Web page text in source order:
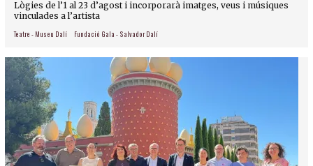
Lògies de l’1 al 23 d’agost i incorporarà imatges, veus i músiques
vinculades a l’artista
Teatre - Museu Dalí Fundació Gala - Salvador Dalí